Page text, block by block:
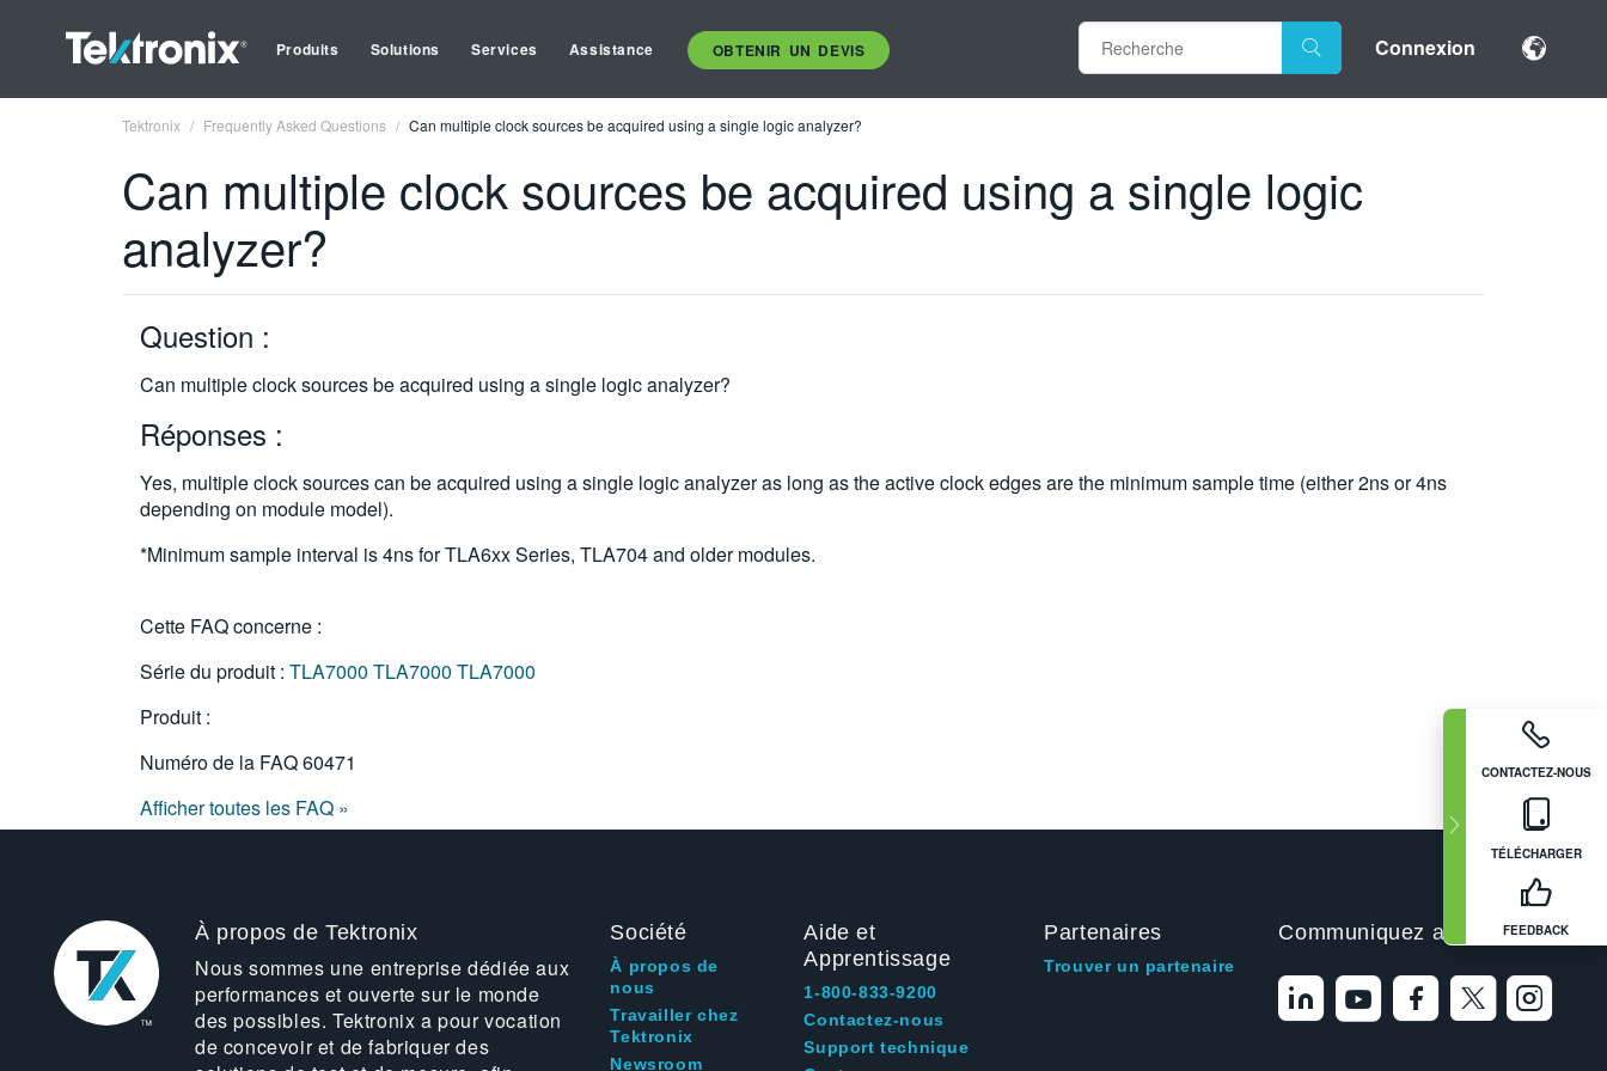
Produits Solutions Services Assistance OBTENIR UN DEVIS Connexion
CONTACTEZ-NOUS
TÉLÉCHARGER
FEEDBACK
Tektronix Frequently Asked Questions Can multiple clock sources be acquired using a single logic analyzer?
Can multiple clock sources be acquired using a single logic
analyzer?
Question :
Can multiple clock sources be acquired using a single logic analyzer?
Réponses :
Yes, multiple clock sources can be acquired using a single logic analyzer as long as the active clock edges are the minimum sample time (either 2ns or 4ns
depending on module model).
*Minimum sample interval is 4ns for TLA6xx Series, TLA704 and older modules.
Cette FAQ concerne :
Série du produit : TLA7000 TLA7000 TLA7000
Produit :
Numéro de la FAQ60471
Afficher toutes les FAQ »
À propos de Tektronix
Nous sommes une entreprise dédiée aux
performances et ouverte sur le monde
des possibles. Tektronix a pour vocation
de concevoir et de fabriquer des
Société
À propos de
nous
Travailler chez
Tektronix
Newsroom
Aide et
Apprentissage
1-800-833-9200
Contactez-nous
Support technique
Partenaires
Trouver un partenaire
Communiquez avec nous